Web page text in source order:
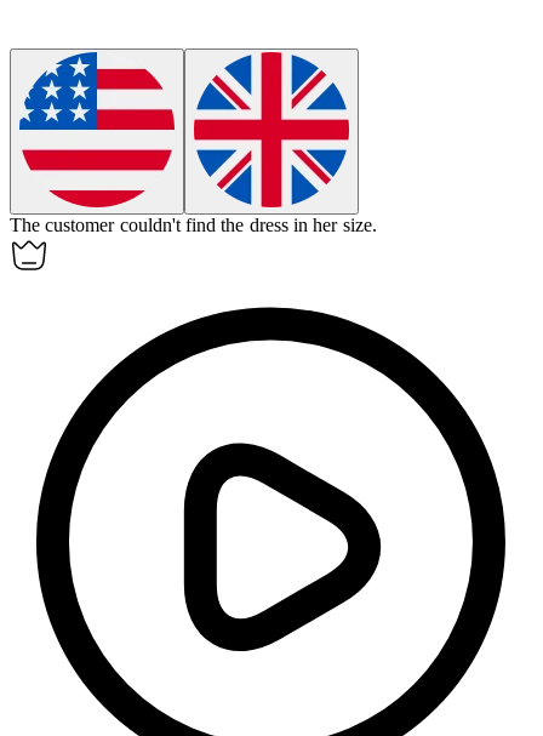
Thecustomer couldn't find the dress in her size.